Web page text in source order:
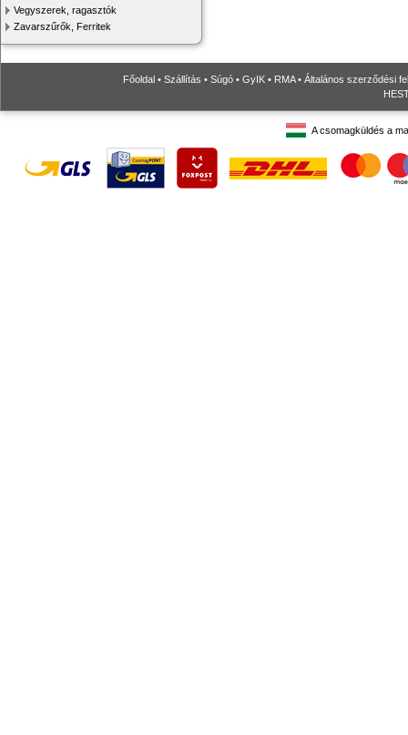
Vegyszerek, ragasztók
Zavarszűrők, Ferritek
Főoldal • Szállítás • Súgó • GyIK • RMA• Általános szerződési
A csomagküldés a